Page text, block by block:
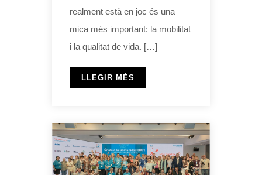
realment està en joc és una
mica més important: la mobilitat
i la qualitat de vida. […]
LLEGIR MÉS